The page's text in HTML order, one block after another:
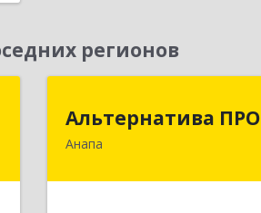
регионов
Альтернатива ПРО
Анапа